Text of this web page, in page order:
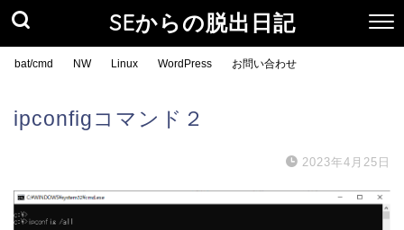
SEからの脱出日記
bat/cmd NW Linux WordPress お問い合わせ
ipconfigコマンド２
2023年4月25日